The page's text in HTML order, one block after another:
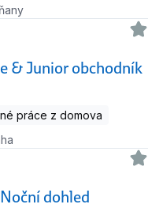
& Junior obchodník
práce z domova
dohled